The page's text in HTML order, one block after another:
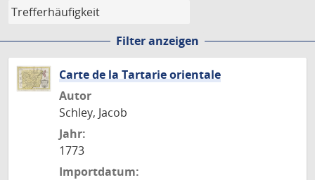
Filter anzeigen
Carte de la Tartarie orientale
Autor
Schley, Jacob
Jahr:
1773
Importdatum: